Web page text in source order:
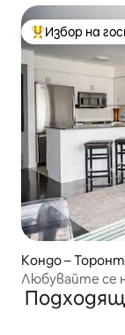
Най-популярен
Избор на
Кондо –
Любувайте се
изискан